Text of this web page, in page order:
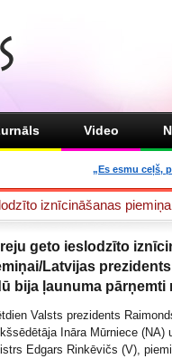
Video
„Es esmu ceļš,
iznīcināšanas piemiņa
geto ieslodzīto
Latvijas
bija ļaunuma pārņemti
Valsts prezidents
Ināra Mūrniece (NA)
Edgars Rinkēvičs (V),